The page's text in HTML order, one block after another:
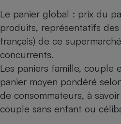
Le panier global : prix du
produits, représentatifs des
français) de ce
concurrents.
Les paniers famille, couple
panier moyen pondéré
de consommateurs, à
couple sans enfant ou